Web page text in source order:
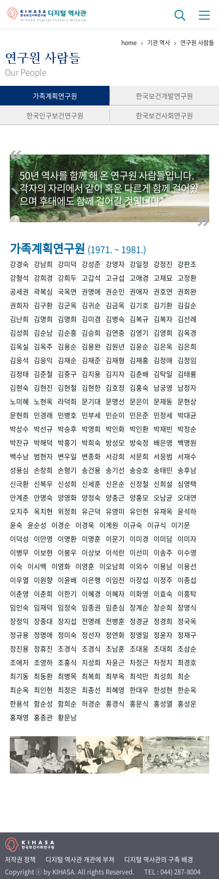
걸어온 길 기관 변천사
연구 역사
정책과 연구 키워드로 보는 연구 역사
연구자들
간행물 변천사
기록물 아카이브
사진 아카이브 문서 기록물 행정박물 영상 기록물
50+1주년 기념
+1
VR 역사관
home 기관 역사 연구원 사람들
연구원 사람들
Our People
가족계획연구원
한국보건개발연구원
한국인구보건연구원
한국보건사회연구원
50년 역사를 함께 해 온 연구원 사람들입니다.
각자의 자리에서 같이 혹은 다르게 함께 걸어왔
으며 후대에도 함께 걸어갈 것입니다.
가족계획연구원 (1971. ~ 1981.)
강경숙 강남희 강미덕 강성준 강영자 강일정 강정진
강판조
강형석
강희경 강희두 고갑석 고규섭 고애경 고재묘 고정환
공세권 곽복심 국옥연 권명애 권순인 권애자 권호연 권희완
권희자 김구환 김군옥 김귀순 김금옥 김기호 김기환 김길순
김난희
김명희 김명희 김미겸 김병숙 김복규 김복자 김선례
김성희
김순남 김순흥 김승희 김연중 김영기 김영희
김옥경
김옥실
김옥주 김용순 김용완 김원년 김윤순 김은옥 김은희
김응석
김응익 김재순 김재준 김재형 김재홍 김정애 김정임
김정태 김준철 김중구 김지용 김지자 김춘배 김탁일
김태룡
김현숙 김현진 김현철 김현한 김호정 김홍숙 남궁영
남정자
노미혜 노현옥 라덕희 문기대 문명선 문은이 문재동 문현상
문현희
민경래 민병호 민부세 민순이 민은준 민정세 박대균
박상수 박선규 박승후 박영희 박인화 박인환 박재빈
박정순
박찬규 박해덕 박흥기 박희숙 방성모 방숙정 배은영
백명원
백수남 범현자 변우일 변종화 서강희 서문희 서응범
서재수
성용심 손창희 손형기 송건용 송기선 송승호 송태민 송후남
신극환 신복우 신성희 신세훈 신은순 신정철 신희설
심영택
안계춘 안명숙 양영화 양정숙 양충근 양홍모 오남균 오대연
오치주 옥치현 위정희 유근덕 유영미 유인현 유재옥 윤석하
윤숙 윤순성 이경순 이경욱 이계원 이규숙 이규식
이기문
이덕성
이만영 이명환 이명훈 이문기 이미경 이미담 이미자
이병무 이보현 이봉우 이상보 이석란 이선미 이송주 이수영
이숙 이시백 이영화 이영훈 이오남희 이외수 이용남 이용선
이우열
이원향 이윤배 이은행 이임전 이장섭 이정주 이종섭
이춘영
이춘희 이한기 이혜경 이혜자 이화영 이효숙 이흥탁
임인숙 임재덕 임정숙 임종권 임춘심 장계순 장순희 장영식
장정익 장종대 장지섭 전명례 전병훈 정경균 정경희
정국옥
정규용 정명애 정미숙 정선자 정연화 정영일 정윤자 정재구
정진용 정휴진 조경식 조경식 조남훈 조대웅 조대희 조삼순
조애저 조영하 조홍식 지성희 차윤근 차정근 차정치 최경호
최기동 최동환 최병목 최복희 최부옥 최석만 최성희 최순
최순옥 최인현 최정은 최종선 최혜영 한대우 한성현 한순옥
한용석 함순성 함희순 허경순 홍경식 홍문식 홍성열 홍성운
홍재영 홍종관 황문남
저작권 정책 디지털 역사관 개관에 부쳐
디지털 역사관의 구축 배경
Copyright ⓒ by KIHASA. All rights Reserved.
TEL : 044) 287-8004